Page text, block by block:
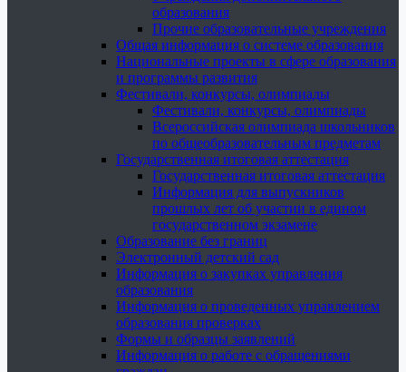
образования
Прочие образовательные учреждения
Общая информация о системе образования
Национальные проекты в сфере образования
и программы развития
Фестивали, конкурсы, олимпиады
Фестивали, конкурсы, олимпиады
Всероссийская олимпиада школьников
по общеобразовательным предметам
Государственная итоговая аттестация
Государственная итоговая аттестация
Информация для выпускников
прошлых лет об участии в едином
государственном экзамене
Образование без границ
Электронный детский сад
Информация о закупках управления
образования
Информация о проведенных управлением
образования проверках
Формы и образцы заявлений
Информация о работе с обращениями